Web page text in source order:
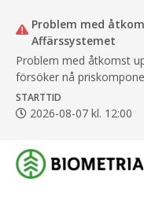
Problem med
Affärssystemet
Problem med åtkomst
försöker nå
STARTTID
2026-08-07 kl. 12:00